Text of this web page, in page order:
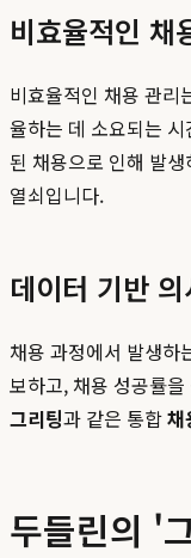
비효율적인 채
비효율적인 채용 관리
율하는 데 소요되는
된 채용으로 인해 발
열쇠입니다.
데이터 기반
채용 과정에서 발생하
보하고, 채용 성공률
그리팅과 같은 통합채
두들린의 '